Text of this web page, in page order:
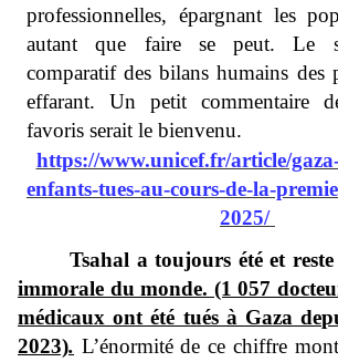
professionnelles, épargnant les
autant que faire se peut. Le
comparatif des bilans humains des
effarant. Un petit commentaire
favoris serait le bienvenu.
https://www.unicef.fr/article/
enfants-tues-au-cours-de-la-
2025/
Tsahal a toujours été et reste
immorale du monde. (1 057
médicaux ont été tués à Gaza
2023). L’énormité de ce chiffre